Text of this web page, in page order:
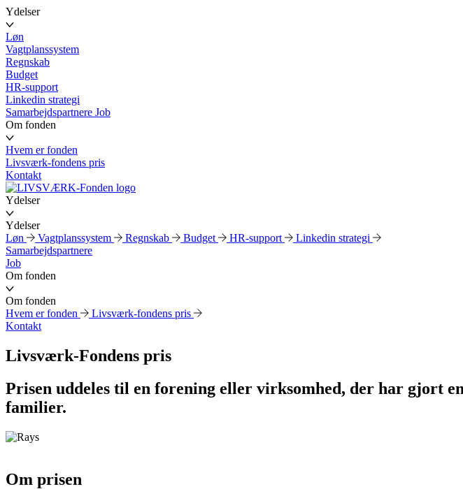
Ydelser
Løn
Vagtplanssystem
Regnskab
Budget
HR-support
Linkedin strategi
Samarbejdspartnere Job
Om fonden
Hvem er fonden
Livsværk-fondens pris
Kontakt
Ydelser
Ydelser
Løn
Vagtplanssystem Regnskab Budget HR-support
Linkedin strategi
Samarbejdspartnere
Job
Om fonden
Om fonden
Hvem er fonden
Livsværk-fondens pris
Kontakt
Livsværk-Fondens pris
Prisen uddeles til en forening eller virksomhed, der har gjort
familier.
Om prisen